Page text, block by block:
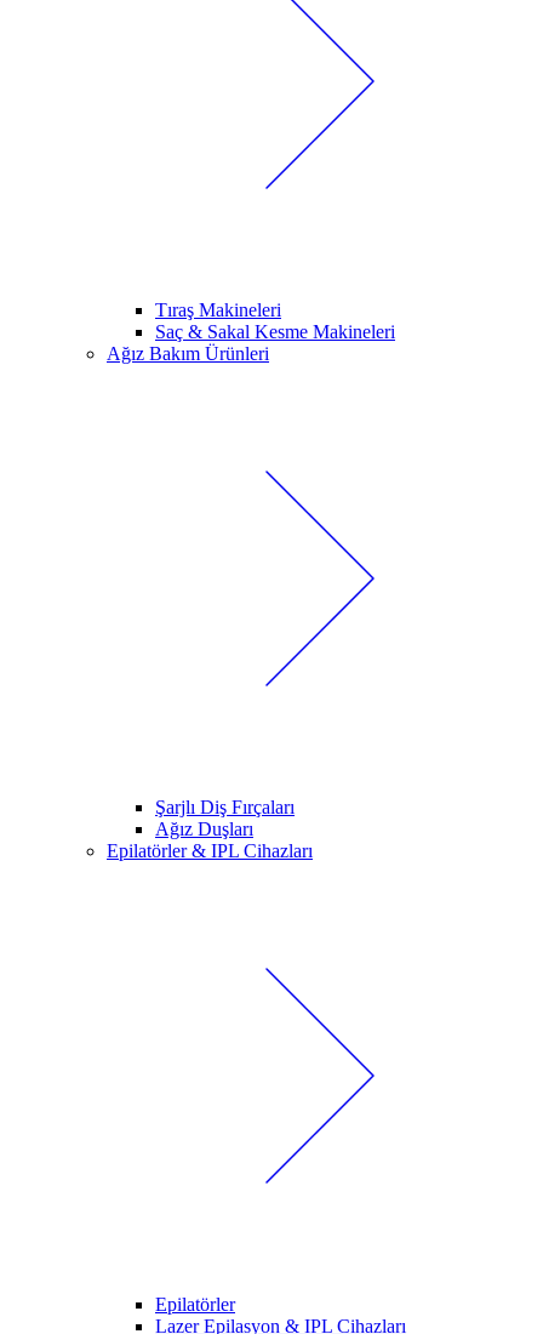
Tıraş Makineleri
Saç & Sakal Kesme Makineleri
Ağız Bakım Ürünleri
Şarjlı Diş Fırçaları
Ağız Duşları
Epilatörler & IPL Cihazları
Epilatörler
Lazer Epilasyon & IPL Cihazları